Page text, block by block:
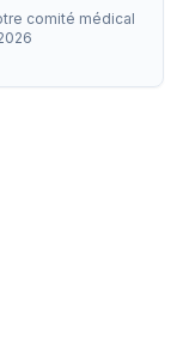
comité médical